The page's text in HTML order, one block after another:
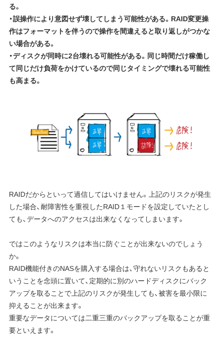
る。
・誤操作により意図せず壊してしまう可能性がある。RAID変更操
作はフォーマットを伴うので操作を間違えると取り返しがつかな
い場合がある。
・ディスクが同時に2台壊れる可能性がある。同じ時間だけ稼働し
て同じだけ負荷をかけているので同じタイミングで壊れる可能性
も高まる。
RAIDだからといって過信してはいけません。上記のリスクが発生
した場合、耐障害性を重視したRAID１モードを設定していたとし
ても、データへのアクセスは出来なくなってしまいます。
ではこのようなリスクは本当に防ぐことが出来ないのでしょう
か。
RAID機能付きのNASを購入する場合は、守れないリスクもあると
いうことを念頭に置いて、定期的に別のハードディスクにバック
アップを取ることで上記のリスクが発生しても、被害を最小限に
抑えることが出来ます。
重要なデータについては二重三重のバックアップを取ることが重
要といえます。